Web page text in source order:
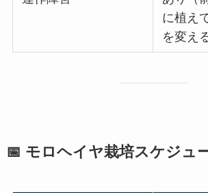
に植え
を変え
📅 モロヘイヤ栽培スケジュ